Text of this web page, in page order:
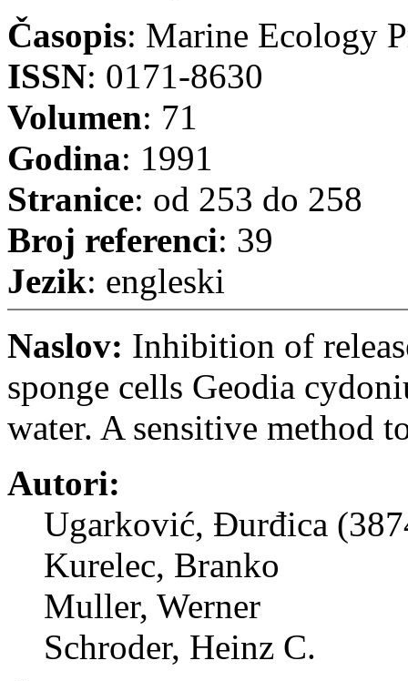
Časopis: Marine Ecology
ISSN: 0171-8630
Volumen: 71
Godina: 1991
Stranice: od 253 do 258
Broj referenci: 39
Jezik: engleski
Naslov: Inhibition of
sponge cells Geodia
water. A sensitive method
Autori:
Ugarković, Đurđica
Kurelec, Branko
Muller, Werner
Schroder, Heinz C.